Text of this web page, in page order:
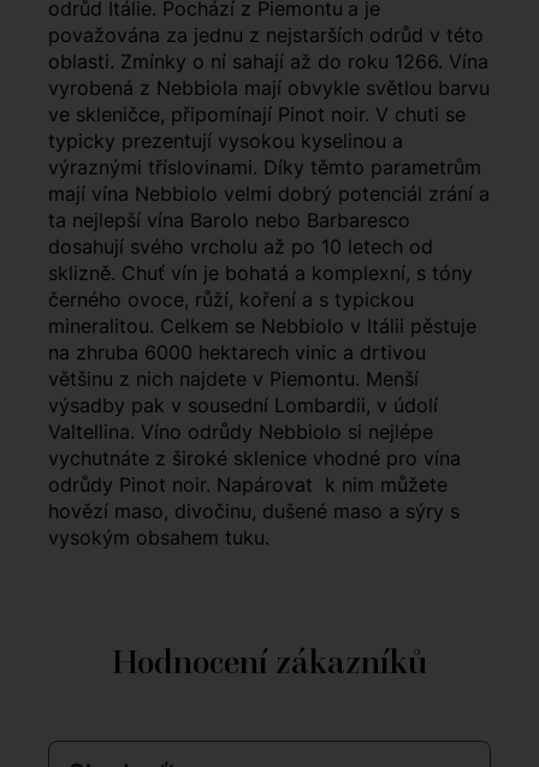
odrůd Itálie. Pochází z Piemontu a je
považována za jednu z nejstarších odrůd v této
oblasti. Zmínky o ní sahají až do roku 1266. Vína
vyrobená z Nebbiola mají obvykle světlou barvu
ve skleničce, připomínají Pinot noir. V chuti se
typicky prezentují vysokou kyselinou a
výraznými tříslovinami. Díky těmto parametrům
mají vína Nebbiolo velmi dobrý potenciál zrání a
ta nejlepší vína Barolo nebo Barbaresco
dosahují svého vrcholu až po 10 letech od
sklizně. Chuť vín je bohatá a komplexní, s tóny
černého ovoce, růží, koření a s typickou
mineralitou. Celkem se Nebbiolo v Itálii pěstuje
na zhruba 6000 hektarech vinic a drtivou
většinu z nich najdete v Piemontu. Menší
výsadby pak v sousední Lombardii, v údolí
Valtellina. Víno odrůdy Nebbiolo si nejlépe
vychutnáte z široké sklenice vhodné pro vína
odrůdy Pinot noir. Napárovat k nim můžete
hovězí maso, divočinu, dušené maso a sýry s
vysokým obsahem tuku.
Hodnocení zákazníků